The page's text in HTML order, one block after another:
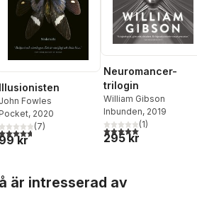
röster:
Illusionisten
John Fowles
Pocket, 2020
utav 5 stjärnor. Totalt antal röster:
(7)
99 kr
Neuromancer-
trilogin
William Gibson
Inbunden, 2019
5,0utav 5 stjärnor.
(1)
295 kr
är intresserad av